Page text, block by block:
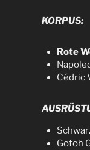
KORPUS:
Rote
Cédric
Gotoh